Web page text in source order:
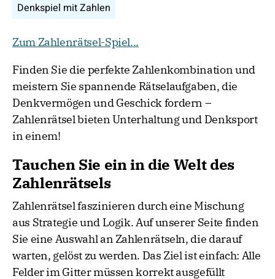
Denkspiel mit Zahlen
Zum Zahlenrätsel-Spiel...
Finden Sie die perfekte Zahlenkombination und
meistern Sie spannende Rätselaufgaben, die
Denkvermögen und Geschick fordern –
Zahlenrätsel bieten Unterhaltung und Denksport
in einem!
Tauchen Sie ein in die Welt des
Zahlenrätsels
Zahlenrätsel faszinieren durch eine Mischung
aus Strategie und Logik. Auf unserer Seite finden
Sie eine Auswahl an Zahlenrätseln, die darauf
warten, gelöst zu werden. Das Ziel ist einfach: Alle
Felder im Gitter müssen korrekt ausgefüllt